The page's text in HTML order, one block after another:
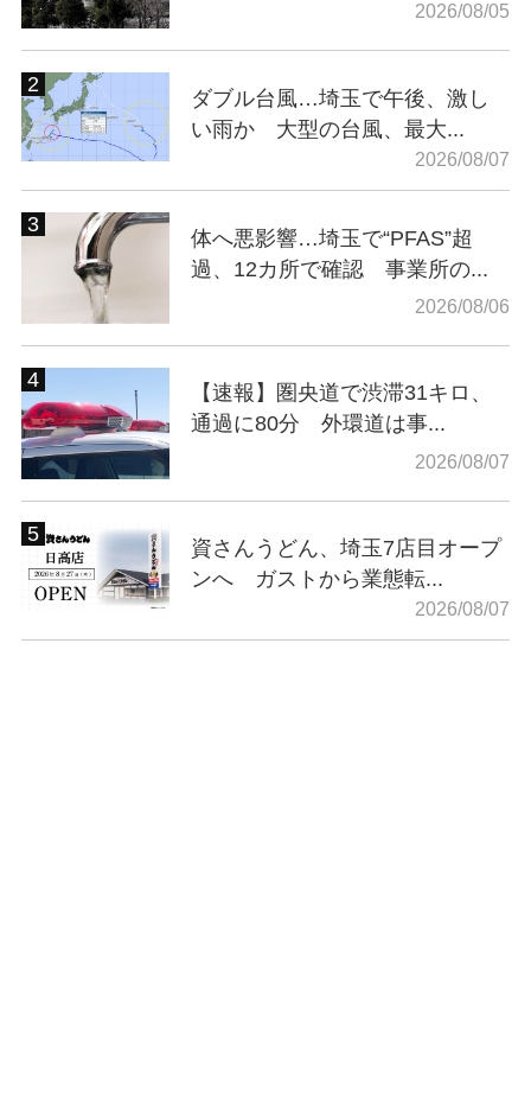
2026/08/05
ダブル台風…埼玉で午後、激し
い雨か 大型の台風、最大...
2026/08/07
体へ悪影響…埼玉で“PFAS”超
過、12カ所で確認 事業所の...
2026/08/06
【速報】圏央道で渋滞31キロ、
通過に80分 外環道は事...
2026/08/07
資さんうどん、埼玉7店目オープ
ンへ ガストから業態転...
2026/08/07